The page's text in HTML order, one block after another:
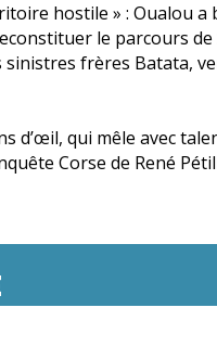
hostile » : Oualou a
le parcours de
frères Batata,
d’œil, qui mêle avec
Corse de René